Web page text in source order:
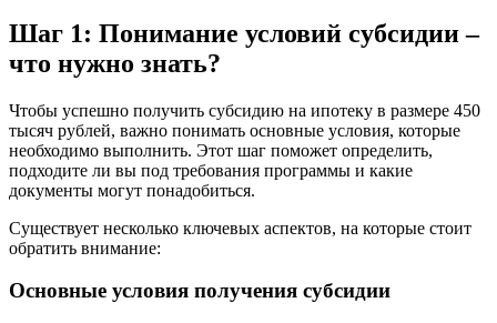
Шаг 1: Понимание условий субсидии –
что нужно знать?
Чтобы успешно получить субсидию на ипотеку в размере 450
тысяч рублей, важно понимать основные условия, которые
необходимо выполнить. Этот шаг поможет определить,
подходите ли вы под требования программы и какие
документы могут понадобиться.
Существует несколько ключевых аспектов, на которые стоит
обратить внимание:
Основные условия получения субсидии